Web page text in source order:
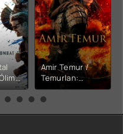
Amir Temur /
Temurlan:
Fathchining
yuksalishi